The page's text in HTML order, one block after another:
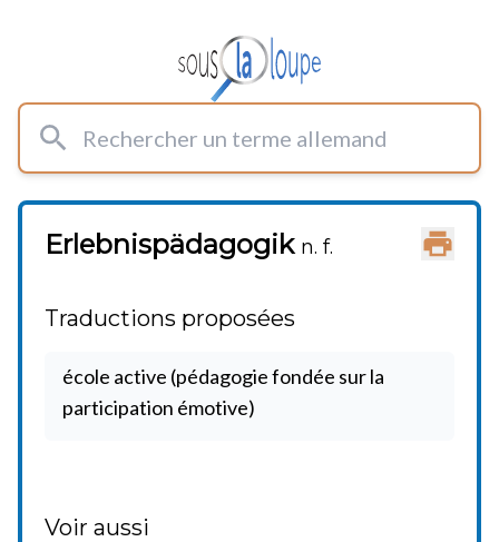
Rechercher un terme allemand
Erlebnispädagogik n. f.
Traductions proposées
école active (pédagogie fondée sur la
participation émotive)
Voir aussi